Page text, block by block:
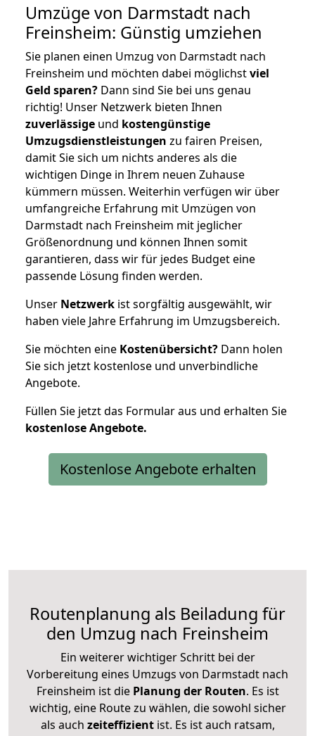
Umzüge von Darmstadt nach
Freinsheim: Günstig umziehen
Sie planen einen Umzug von Darmstadt nach
Freinsheim und möchten dabei möglichstviel
Geld sparen? Dann sind Sie bei uns genau
richtig! Unser Netzwerk bieten Ihnen
zuverlässige und kostengünstige
Umzugsdienstleistungen zu fairen Preisen,
damit Sie sich um nichts anderes als die
wichtigen Dinge in Ihrem neuen Zuhause
kümmern müssen. Weiterhin verfügen wir über
umfangreiche Erfahrung mit Umzügen von
Darmstadt nach Freinsheim mit jeglicher
Größenordnung und können Ihnen somit
garantieren, dass wir für jedes Budget eine
passende Lösung finden werden.
Unser Netzwerk ist sorgfältig ausgewählt, wir
haben viele Jahre Erfahrung im Umzugsbereich.
Sie möchten eine Kostenübersicht? Dann holen
Sie sich jetzt kostenlose und unverbindliche
Angebote.
Füllen Sie jetzt das Formular aus und erhalten Sie
kostenloseAngebote.
Kostenlose Angebote erhalten
Routenplanung als Beiladung für
den Umzug nach Freinsheim
Ein weiterer wichtiger Schritt bei der
Vorbereitung eines Umzugs von Darmstadt nach
Freinsheim ist diePlanung der Routen. Es ist
wichtig, eine Route zu wählen, die sowohl sicher
als auch zeiteffizientist. Es ist auch ratsam,